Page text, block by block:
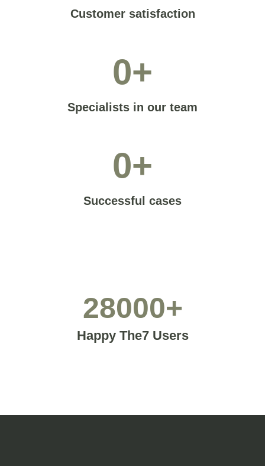
Customer satisfaction
Specialists in our team
0+
Successful cases
0+
Happy The7 Users
28000+